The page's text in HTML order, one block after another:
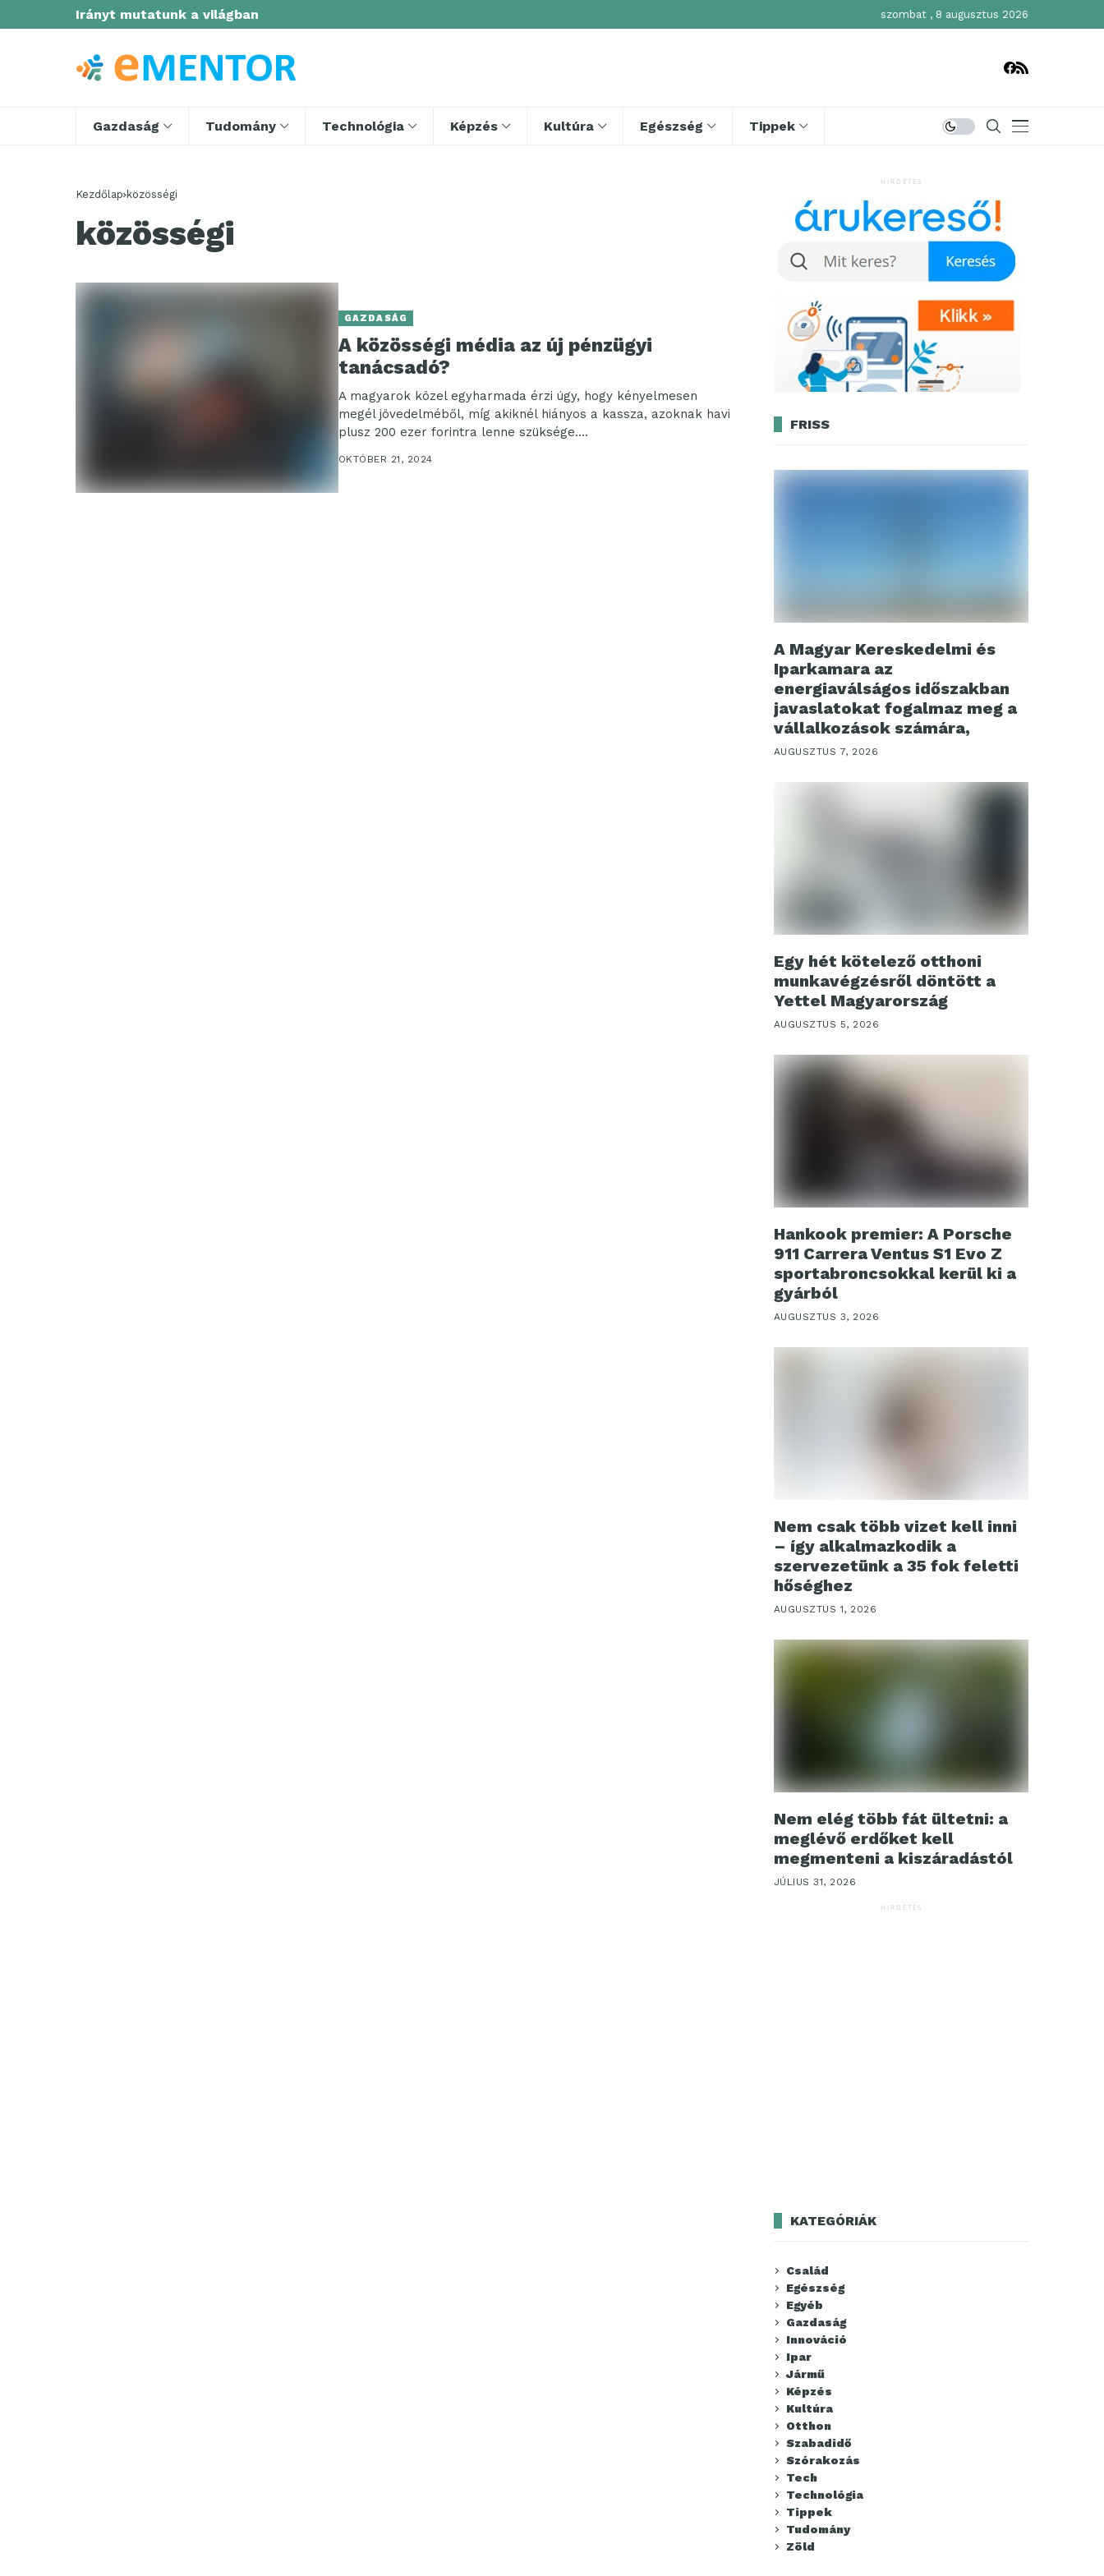
Irányt mutatunk a világban szombat , 8 augusztus 2026
Gazdaság Tudomány Technológia Képzés Kultúra Egészség Tippek
Kezdőlap közösségi
közösségi
GAZDASÁG
A közösségi média az új pénzügyi
tanácsadó?
A magyarok közel egyharmada érzi úgy, hogy kényelmesen
megél jövedelméből, míg akiknél hiányos a kassza, azoknak havi
plusz 200 ezer forintra lenne szüksége....
OKTÓBER 21, 2024
HIRDETÉS
FRISS
A Magyar Kereskedelmi és
Iparkamara az
energiaválságos időszakban
javaslatokat fogalmaz meg a
vállalkozások számára,
AUGUSZTUS 7, 2026
Egy hét kötelező otthoni
munkavégzésről döntött a
Yettel Magyarország
AUGUSZTUS 5, 2026
Hankook premier: A Porsche
911 Carrera Ventus S1 Evo Z
sportabroncsokkal kerül ki a
gyárból
AUGUSZTUS 3, 2026
Nem csak több vizet kell inni
– így alkalmazkodik a
szervezetünk a 35 fok feletti
hőséghez
AUGUSZTUS 1, 2026
Nem elég több fát ültetni: a
meglévő erdőket kell
megmenteni a kiszáradástól
JÚLIUS 31, 2026
HIRDETÉS
KATEGÓRIÁK
Család
Egészség
Egyéb
Gazdaság
Innováció
Ipar
Jármű
Képzés
Kultúra
Otthon
Szabadidő
Szórakozás
Tech
Technológia
Tippek
Tudomány
Zöld